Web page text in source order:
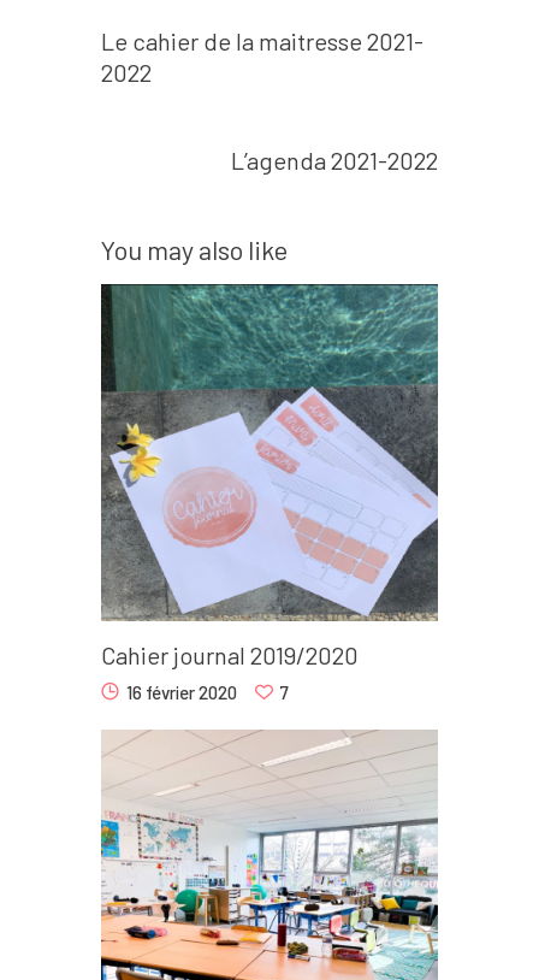
de
l’article
Le cahier de la maitresse 2021-
2022
L’agenda 2021-2022
You may also like
Cahier journal 2019/2020
16 février 2020 7